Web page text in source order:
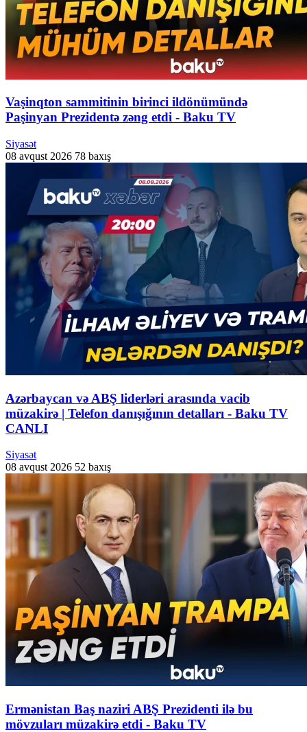
Vaşinqton sammitinin birinci ildönümündə
Paşinyan Prezidentə zəng etdi - Baku TV
Siyasət
08 avqust 2026 78 baxış
Azərbaycan və ABŞ liderləri arasında vacib
müzakirə | Telefon danışığının detalları - Baku TV
CANLI
Siyasət
08 avqust 2026 52 baxış
Ermənistan Baş naziri ABŞ Prezidenti ilə bu
mövzuları müzakirə etdi - Baku TV